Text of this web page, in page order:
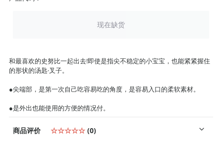
现在缺货
和最喜欢的史努比一起出去!即使是指尖不稳定的小宝宝，也能紧紧握住
的形状的汤匙·叉子。
●尖端部，是第一次自己吃容易吃的角度，是容易入口的柔软素材。
●是外出也能使用的方便的情况付。
商品评价 ☆☆☆☆☆ (0)